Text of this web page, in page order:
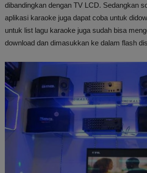
dibandingkan dengan TV LCD. Sedangkan
aplikasi karaoke juga dapat coba untuk
untuk list lagu karaoke juga sudah bisa
download dan dimasukkan ke dalam flash